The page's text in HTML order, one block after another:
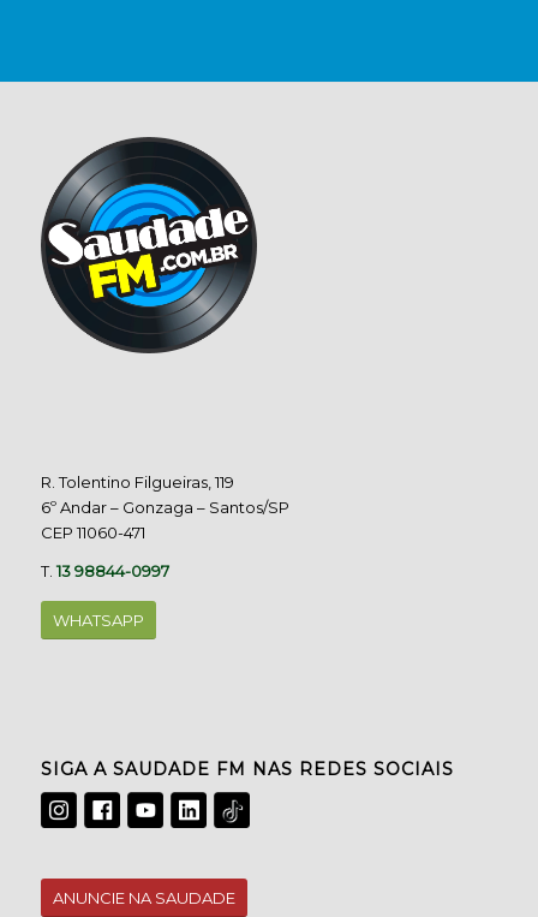
R. Tolentino Filgueiras, 119
6º Andar – Gonzaga – Santos/SP
CEP 11060-471
T.13 98844-0997
WHATSAPP
SIGA A SAUDADE FM NAS REDES SOCIAIS
ANUNCIE NA SAUDADE